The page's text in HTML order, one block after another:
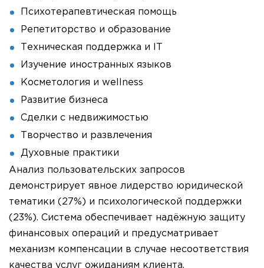
Психотерапевтическая помощь
Репетиторство и образование
Техническая поддержка и IT
Изучение иностранных языков
Косметология и wellness
Развитие бизнеса
Сделки с недвижимостью
Творчество и развлечения
Духовные практики
Анализ пользовательских запросов
демонстрирует явное лидерство юридической
тематики (27%) и психологической поддержки
(23%). Система обеспечивает надёжную защиту
финансовых операций и предусматривает
механизм компенсации в случае несоответствия
качества услуг ожиданиям клиента.